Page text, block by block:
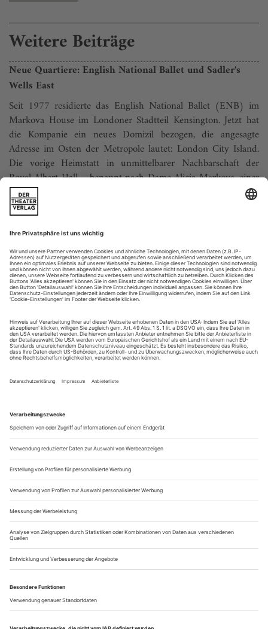
Weitere Beiträge
Neue Quartiere: English National Ballet und Sadler‘s
Wells East
Seit 1977 residierte das English National Ballet (ENB) im
Markova House im Londoner Stadtteil Kensington. Jetzt hat
die Kompanie ein neues Domizil bezogen, die angesagte
Adresse im Osten der Metropole lautet: London City Island.
Die vorige Heimstatt in unmittelbarer Nachbarschaft der
Royal Albert Hall – benannt nach Dame Alicia Markova, einer
der Gründerinnen der...
Vorschau, der Weg zu tanz 10/19
Outwitting the devil
Zuletzt hat er mit «Giselle» fürs English National Ballet einen
Supercoup gelandet, jetzt wagt sich Akram Khan mit seiner
eigenen Company an einen Urmythos der Menschheit:
Epos vom Anfang der Zivilisation ins Hier und Heute
William Forsythe
70 Jahre wird er alt, der Amerikaner, der...
Meg Stuart for president
50 Jahre Szene Salzburg sind 50 Jahre Widerstand gegen den
Salzburger Festspielbetrieb. Mit der Gründung der «republic» vor 17
Jahren schien erstmals eine Schlacht gewonnen. Meg Stuart
wurde Präsidentin. Und Michael Stolhofer war dabei.
30 Jahre lang.
Michael Stolhofer, schlohweiße Haare, die sich ein Leben lang
gegen die Ordnung der Friseure aufgelehnt haben, ist ein
Mann des entspannten Dialekts. Den Salzburger
Zungenschlag pflegt er in einer immer etwas empört
klingenden Mundart. Dabei wirkt er sehr charmant. Nie lässt
er die Spur eines Ressentiments anklingen. Wenn er erzählt,
von Salzburg und seiner...